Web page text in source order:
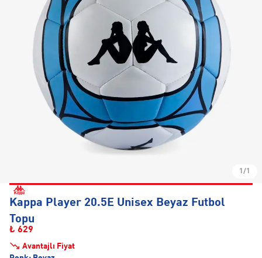
1/1
Kappa Player 20.5E Unisex Beyaz Futbol
Topu
₺ 629
Avantajlı Fiyat